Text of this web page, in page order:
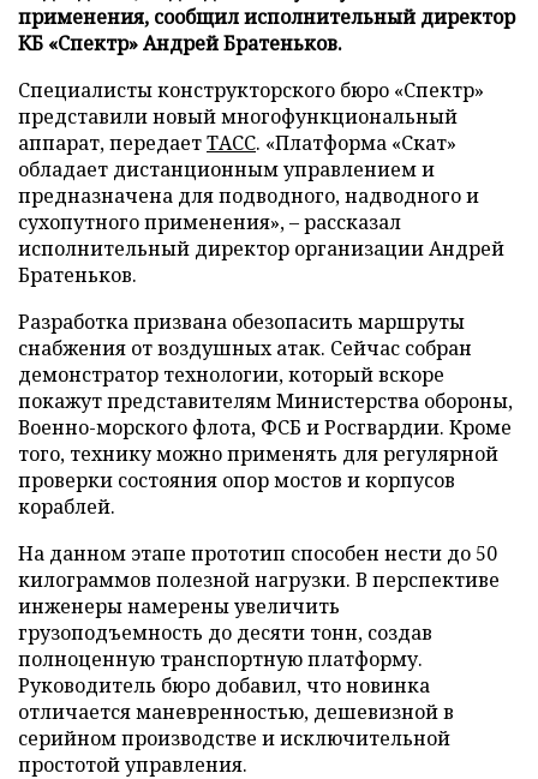
применения, сообщил исполнительный директор
КБ «Спектр» Андрей Братеньков.
Специалисты конструкторского бюро «Спектр»
представили новый многофункциональный
аппарат, передаетТАСС. «Платформа «Скат»
обладает дистанционным управлением и
предназначена для подводного, надводного и
сухопутного применения», – рассказал
исполнительный директор организации Андрей
Братеньков.
Разработка призвана обезопасить маршруты
снабжения от воздушных атак. Сейчас собран
демонстратор технологии, который вскоре
покажут представителям Министерства обороны,
Военно-морского флота, ФСБ и Росгвардии. Кроме
того, технику можно применять для регулярной
проверки состояния опор мостов и корпусов
кораблей.
На данном этапе прототип способен нести до 50
килограммов полезной нагрузки. В перспективе
инженеры намерены увеличить
грузоподъемность до десяти тонн, создав
полноценную транспортную платформу.
Руководитель бюро добавил, что новинка
отличается маневренностью, дешевизной в
серийном производстве и исключительной
простотой управления.